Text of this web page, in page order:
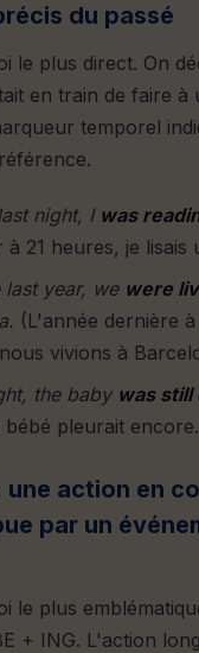
du passé
le plus direct. On
en train de faire à
temporel
night, I was
à 21 heures, je lisais
last year, we were
(L'année dernière
vivions à
the baby was still
bébé pleurait
une action en
par un
le plus
+ ING. L'action